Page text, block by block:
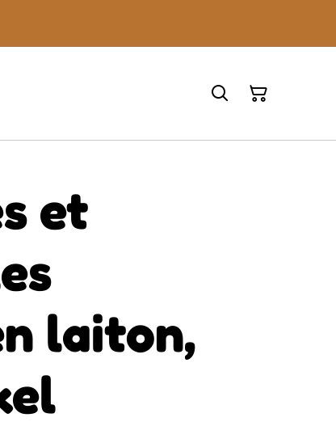
et
laiton,